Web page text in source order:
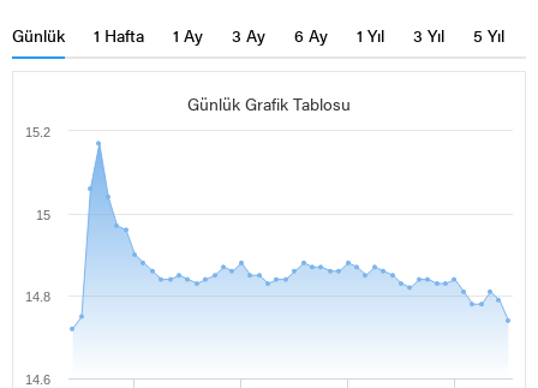
Günlük 1 Hafta 1 Ay 3 Ay 6 Ay 1 Yıl 3 Yıl 5 Yıl
Günlük Grafik Tablosu
14.6
14.8
15
15.2